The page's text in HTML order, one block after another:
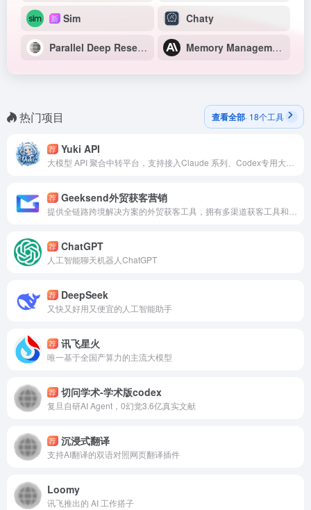
新 Sim Chaty
Parallel Deep Research Memory Management
热门项目 查看全部· 18个工具
荐 Yuki API
荐 Geeksend外贸获客营销
荐 ChatGPT
人工智能聊天机器人ChatGPT
荐 DeepSeek
又快又好用又便宜的人工智能助手
荐 讯飞星火
唯一基于全国产算力的主流大模型
荐 切问学术-学术版codex
复旦自研AI Agent，0幻觉3.6亿真实文献
荐 沉浸式翻译
支持AI翻译的双语对照网页翻译插件
Loomy
讯飞推出的 AI 工作搭子